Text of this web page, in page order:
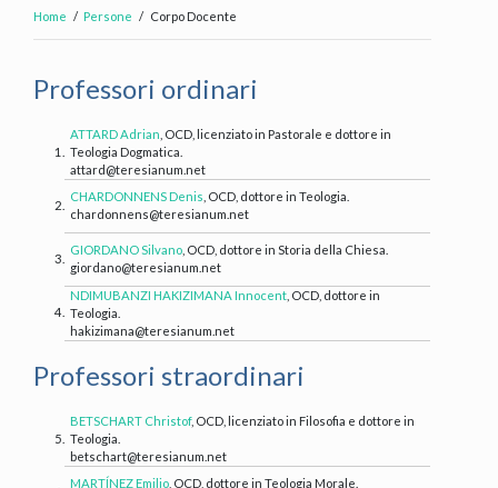
Home Persone Corpo Docente
Professori ordinari
1.
ATTARD Adrian , OCD, licenziato in Pastorale e dottore in
Teologia Dogmatica.
attard@teresianum.net
2.
CHARDONNENS Denis , OCD, dottore in Teologia.
chardonnens@teresianum.net
3.
GIORDANO Silvano , OCD, dottore in Storia della Chiesa.
giordano@teresianum.net
4.
NDIMUBANZI HAKIZIMANA Innocent , OCD, dottore in
Teologia.
hakizimana@teresianum.net
Professori straordinari
5.
BETSCHART Christof, OCD, licenziato in Filosofia e dottore in
Teologia.
betschart@teresianum.net
MARTÍNEZ Emilio , OCD, dottore in Teologia Morale.